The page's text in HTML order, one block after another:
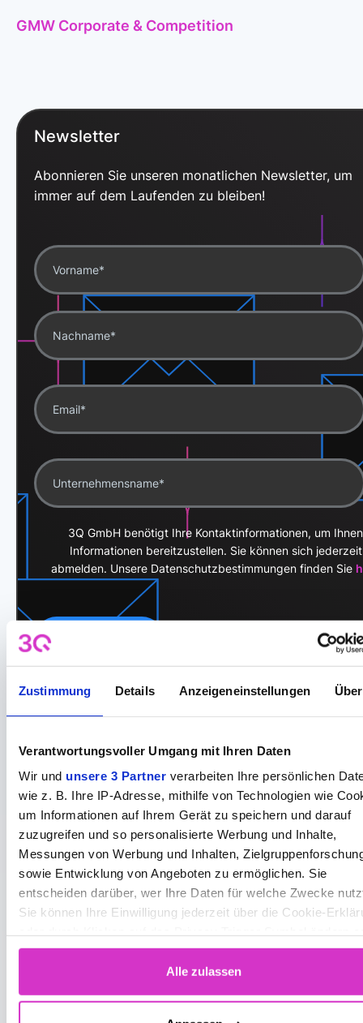
Zustimmung Details Anzeigeneinstellungen
Verantwortungsvoller Umgang mit Ihren Daten
Wir und unsere 3 Partner verarbeiten Ihre persönlichen
wie z. B. Ihre IP-Adresse, mithilfe von Technologien wie
um Informationen auf Ihrem Gerät zu speichern und darauf
zuzugreifen und so personalisierte Werbung und Inhalte,
Messungen von Werbung und Inhalten,
sowie Entwicklung von Angeboten zu ermöglichen. Sie
entscheiden darüber, wer Ihre Daten für welche Zwecke
Sie können Ihre Einwilligung jederzeit über die Cookie-
widerrufen
Wenn Sie es erlauben, würden wir auch gerne:
Alle zulassen
GMW Corporate & Competition
Newsletter
Abonnieren Sie unseren monatlichen Newsletter, um
immer auf dem Laufenden zu bleiben!
3Q GmbH benötigt Ihre Kontaktinformationen, um Ihnen
Informationen bereitzustellen. Sie können sich jederzeit
abmelden. Unsere Datenschutzbestimmungen finden Sie
Das könnte Sie auch
interessieren